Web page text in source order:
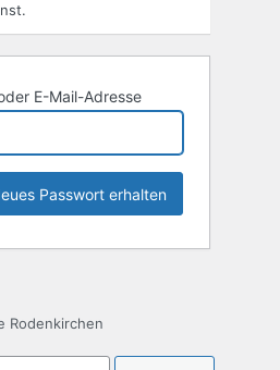
E-Mail-Adresse
Rodenkirchen